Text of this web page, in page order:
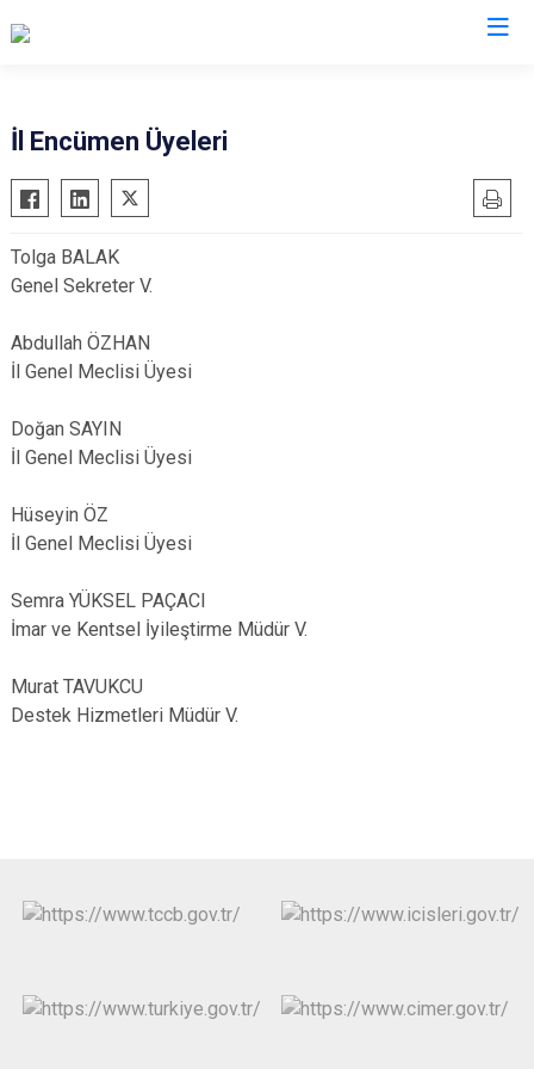
İl Encümen Üyeleri
Tolga BALAK
Genel Sekreter V.
Abdullah ÖZHAN
İl Genel Meclisi Üyesi
Doğan SAYIN
İl Genel Meclisi Üyesi
Hüseyin ÖZ
İl Genel Meclisi Üyesi
Semra YÜKSEL PAÇACI
İmar ve Kentsel İyileştirme Müdür V.
Murat TAVUKCU
Destek Hizmetleri Müdür V.